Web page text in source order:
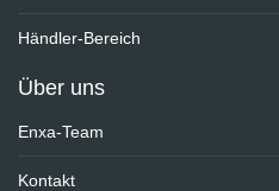
Händler-Bereich
Über uns
Enxa-Team
Kontakt